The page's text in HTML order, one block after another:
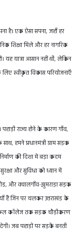
है। एक ऐसा सपना, जहाँ हर
शिक्षा मिले और हर नागरिक
यह यात्रा आसान नहीं थी, लेकिन
स्वीकृत विकास परियोजनाएँ
राज्य होने के कारण गाँव,
हमने प्रधानमंत्री ग्राम सड़क
की दिशा में बड़ा कदम
और सुविधा को ध्यान में
और क्वालगाँव-झुमराड़ा सड़क
हैं जिन पर चलकर उत्तराखंड के
कॉलेज तक सड़क चौड़ीकरण
जब पहाड़ों पर सड़कें बनती